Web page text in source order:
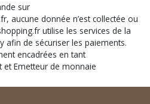
sur
aucune donnée n’est collectée ou
utilise les services de la
afin de sécuriser les paiements.
encadrées en tant
et Emetteur de monnaie